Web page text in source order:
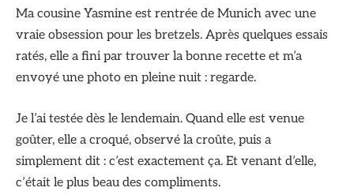
Ma cousine Yasmine est rentrée de Munich avec une
vraie obsession pour les bretzels. Après quelques essais
ratés, elle a fini par trouver la bonne recette et m’a
envoyé une photo en pleine nuit : regarde.
Je l’ai testée dès le lendemain. Quand elle est venue
goûter, elle a croqué, observé la croûte, puis a
simplement dit : c’est exactement ça. Et venant d’elle,
c’était le plus beau des compliments.